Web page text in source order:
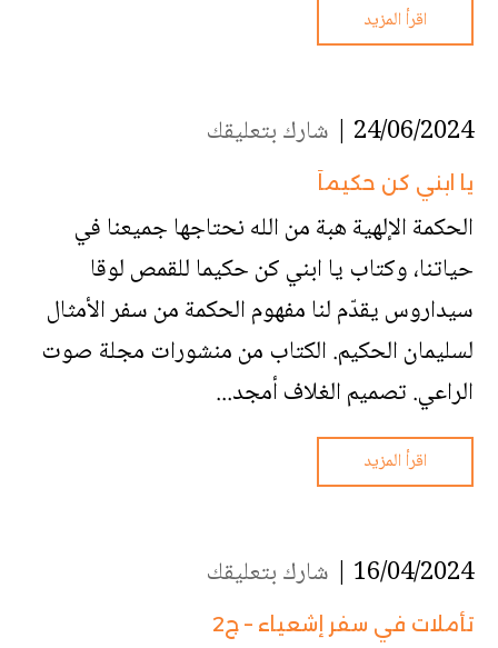
اقرأ المزيد
24/06/2024 | شارك بتعليقك
يا ابني كن حكيماً
الحكمة الإلهية هبة من الله نحتاجها جميعنا في
حياتنا، وكتاب يا ابني كن حكيما للقمص لوقا
سيداروس يقدّم لنا مفهوم الحكمة من سفر الأمثال
لسليمان الحكيم. الكتاب من منشورات مجلة صوت
الراعي. تصميم الغلاف أمجد...
اقرأ المزيد
16/04/2024 | شارك بتعليقك
تأملات في سفر إشعياء – ج2